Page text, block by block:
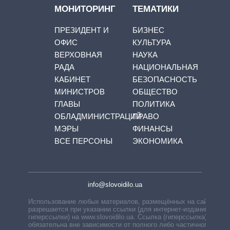
МОНИТОРИНГ
ПРЕЗИДЕНТ И
ОФИС
ВЕРХОВНАЯ
РАДА
КАБИНЕТ
МИНИСТРОВ
ГЛАВЫ
ОБЛАДМИНИСТРАЦИЙ
МЭРЫ
ВСЕ ПЕРСОНЫ
ТЕМАТИКИ
БИЗНЕС
КУЛЬТУРА
НАУКА
НАЦИОНАЛЬНАЯ
БЕЗОПАСНОСТЬ
ОБЩЕСТВО
ПОЛИТИКА
ПРАВО
ФИНАНСЫ
ЭКОНОМИКА
info@slovoidilo.ua
Использование любых материалов, размещённых на сайте,
разрешается при указании ссылки (для интернет-изданий —
гиперссылки) на www.slovoidilo.ua. Ссылка (гиперссылка)
обязательна вне зависимости от полного либо частичного